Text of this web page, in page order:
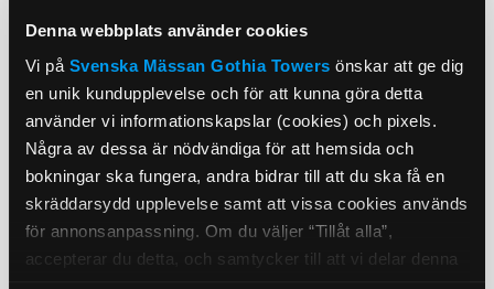
Denna webbplats använder cookies
Vi på Svenska Mässan Gothia Towersönskar att ge dig
en unik kundupplevelse och för att kunna göra detta
använder vi informationskapslar (cookies) och pixels.
Några av dessa är nödvändiga för att hemsida och
bokningar ska fungera, andra bidrar till att du ska få en
skräddarsydd upplevelse samt att vissa cookies används
för annonsanpassning. Om du väljer “Tillåt alla”,
accepterar du detta, och samtycker till att vi delar denna
Våra DUO-behandlingar
Våra DUO-behandlingar i 50 eller 80 minuter är
skapade för par och vänner som vill dela en
stund av avkoppling tillsammans.
Behandlingen utförs i ett gemensamt rum med
två behandlingssängar, där ni får varsin
spaterapeut och möjlighet att välja behandling
utifrån individuella önskemål. Utforska allt från